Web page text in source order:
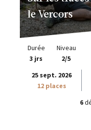
le Vercors
Durée
3 jrs
Niveau
2/5
25 sept. 2026
12 places
6